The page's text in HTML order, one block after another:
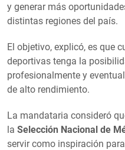
y generar más
distintas regiones del país.
El objetivo, explicó, es que
deportivas tenga la
profesionalmente y
de alto rendimiento.
La mandataria consideró
la Selección Nacional de
servir como inspiración